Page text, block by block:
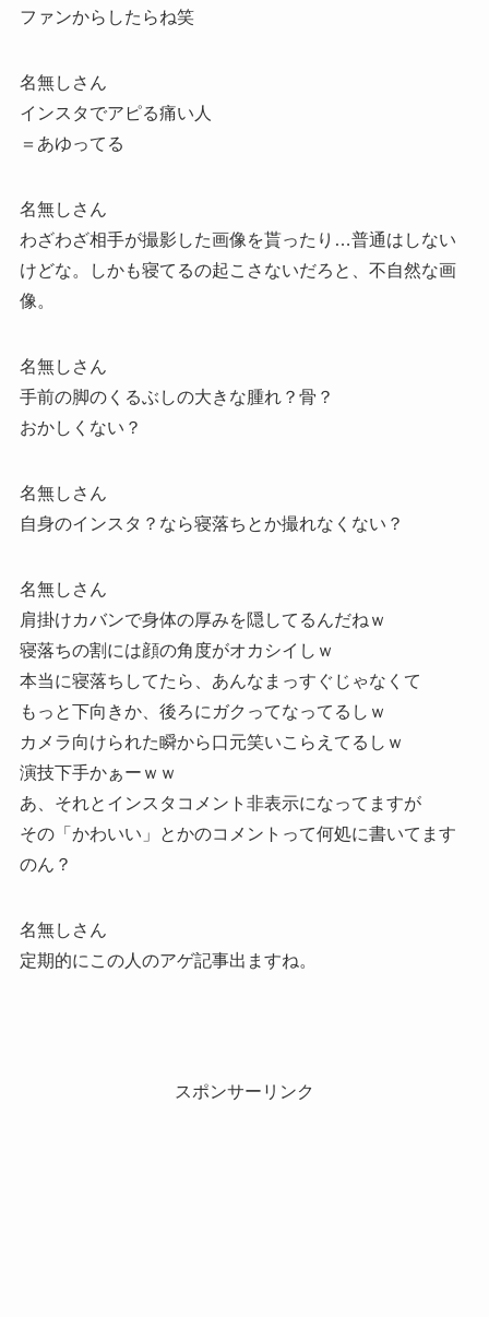
ファンからしたらね笑
名無しさん
インスタでアピる痛い人
＝あゆってる
名無しさん
わざわざ相手が撮影した画像を貰ったり…普通はしない
けどな。しかも寝てるの起こさないだろと、不自然な画
像。
名無しさん
手前の脚のくるぶしの大きな腫れ？骨？
おかしくない？
名無しさん
自身のインスタ？なら寝落ちとか撮れなくない？
名無しさん
肩掛けカバンで身体の厚みを隠してるんだねｗ
寝落ちの割には顔の角度がオカシイしｗ
本当に寝落ちしてたら、あんなまっすぐじゃなくて
もっと下向きか、後ろにガクってなってるしｗ
カメラ向けられた瞬から口元笑いこらえてるしｗ
演技下手かぁーｗｗ
あ、それとインスタコメント非表示になってますが
その「かわいい」とかのコメントって何処に書いてます
のん？
名無しさん
定期的にこの人のアゲ記事出ますね。
スポンサーリンク